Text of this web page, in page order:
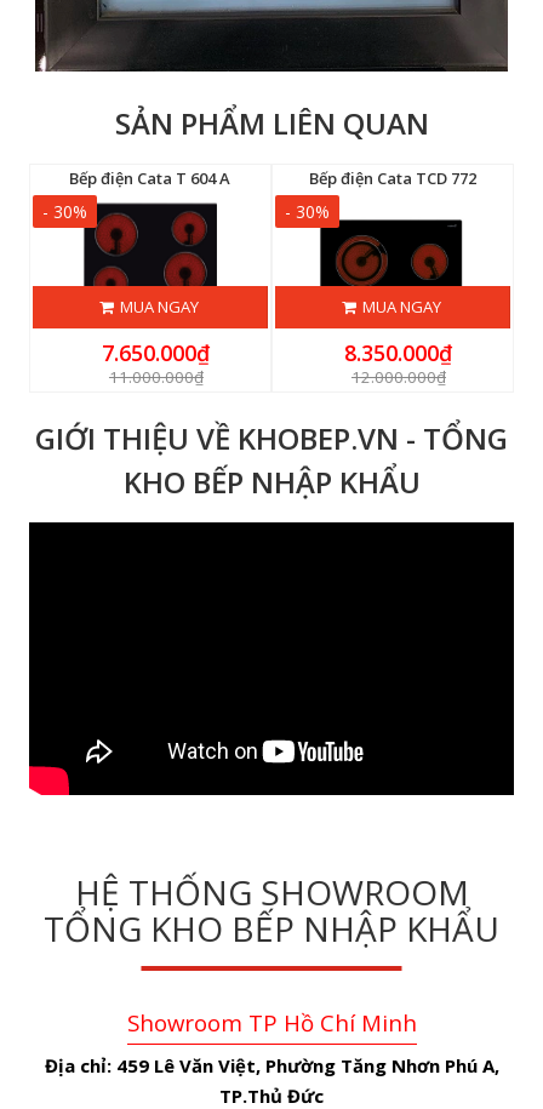
SẢN PHẨM LIÊN QUAN
Bếp điện Cata T 604 A
- 30%
MUA NGAY
7.650.000₫
11.000.000₫
Bếp điện Cata TCD 772
- 30%
MUA NGAY
8.350.000₫
12.000.000₫
GIỚI THIỆU VỀ KHOBEP.VN - TỔNG
KHO BẾP NHẬP KHẨU
HỆ THỐNG SHOWROOM
TỔNG KHO BẾP NHẬP KHẨU
Showroom TP Hồ Chí Minh
Địa chỉ: 459 Lê Văn Việt, Phường Tăng Nhơn Phú A,
TP.Thủ Đức